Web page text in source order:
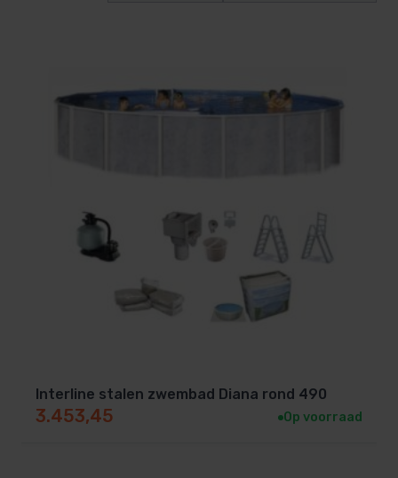
Interline stalen zwembad Diana rond 490
3.453,45 Op voorraad